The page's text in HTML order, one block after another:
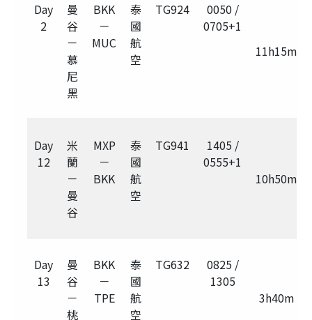
Day
2
曼
谷
－
慕
尼
黑
BKK
－
MUC
泰
國
航
空
TG924
0050 /
0705+1
11h15m
Day
12
米
蘭
－
曼
谷
MXP
－
BKK
泰
國
航
空
TG941
1405 /
0555+1
10h50m
Day
13
曼
谷
－
桃
BKK
－
TPE
泰
國
航
空
TG632
0825 /
1305
3h40m